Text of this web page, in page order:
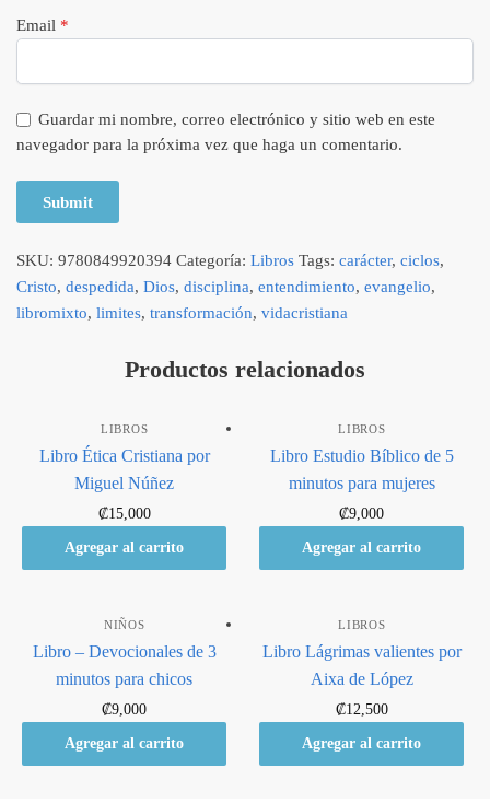
Email *
Guardar mi nombre, correo electrónico y sitio web en este
navegador para la próxima vez que haga un comentario.
SKU: 9780849920394 Categoría: Libros Tags: carácter, ciclos,
Cristo, despedida, Dios, disciplina, entendimiento, evangelio,
libromixto, limites, transformación, vidacristiana
Productos relacionados
LIBROS
Libro Ética Cristiana por
Miguel Núñez
₡15,000
Agregar al carrito
LIBROS
Libro Estudio Bíblico de 5
minutos para mujeres
₡9,000
Agregar al carrito
NIÑOS
Libro – Devocionales de 3
minutos para chicos
₡9,000
Agregar al carrito
LIBROS
Libro Lágrimas valientes por
Aixa de López
₡12,500
Agregar al carrito